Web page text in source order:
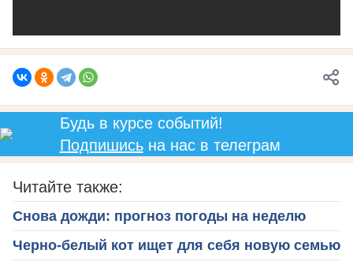
Будь в курсе событий!
Подпишисьна нас в телеграм
Читайте также:
Снова дожди: прогноз погоды на неделю
Черно-белый кот ищет для себя новую семью